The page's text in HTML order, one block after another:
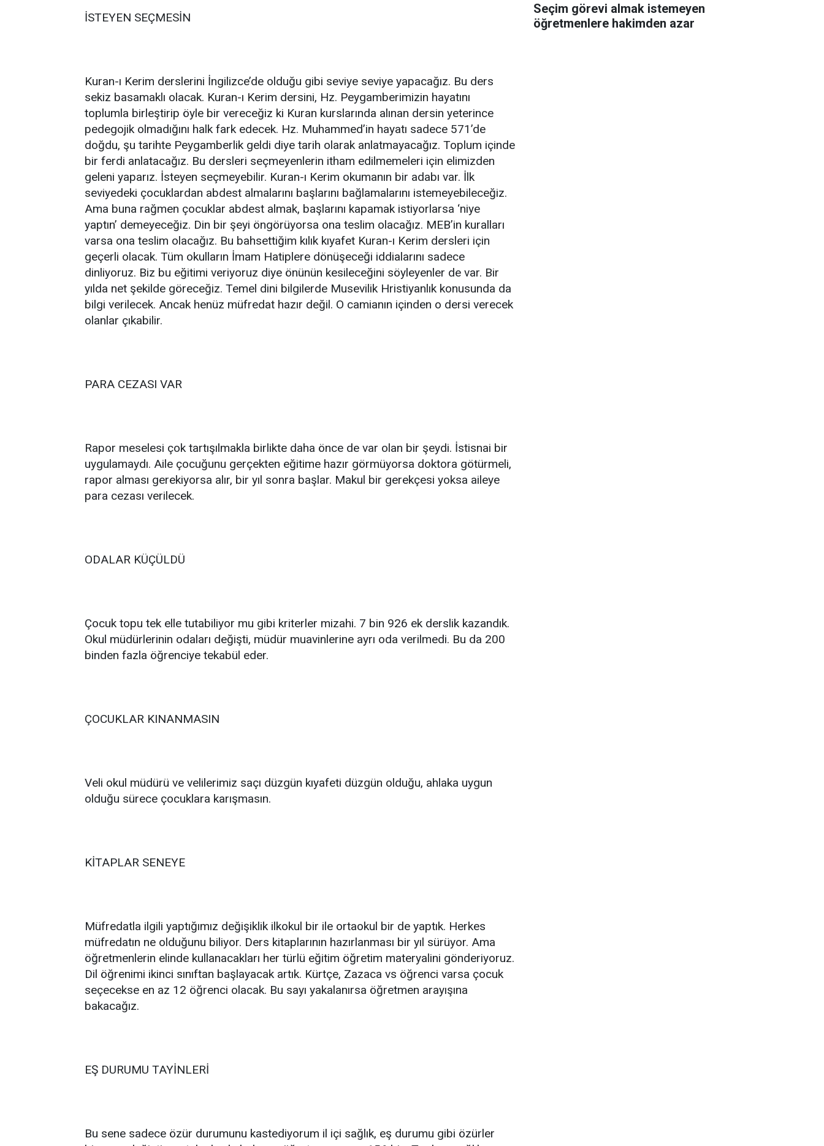
İSTEYEN SEÇMESİN
Kuran-ı Kerim derslerini İngilizce’de olduğu gibi seviye seviye yapacağız. Bu ders
sekiz basamaklı olacak. Kuran-ı Kerim dersini, Hz. Peygamberimizin hayatını
toplumla birleştirip öyle bir vereceğiz ki Kuran kurslarında alınan dersin yeterince
pedegojik olmadığını halk fark edecek. Hz. Muhammed’in hayatı sadece 571’de
doğdu, şu tarihte Peygamberlik geldi diye tarih olarak anlatmayacağız. Toplum içinde
bir ferdi anlatacağız. Bu dersleri seçmeyenlerin itham edilmemeleri için elimizden
geleni yaparız. İsteyen seçmeyebilir. Kuran-ı Kerim okumanın bir adabı var. İlk
seviyedeki çocuklardan abdest almalarını başlarını bağlamalarını istemeyebileceğiz.
Ama buna rağmen çocuklar abdest almak, başlarını kapamak istiyorlarsa ‘niye
yaptın’ demeyeceğiz. Din bir şeyi öngörüyorsa ona teslim olacağız. MEB’in kuralları
varsa ona teslim olacağız. Bu bahsettiğim kılık kıyafet Kuran-ı Kerim dersleri için
geçerli olacak. Tüm okulların İmam Hatiplere dönüşeceği iddialarını sadece
dinliyoruz. Biz bu eğitimi veriyoruz diye önünün kesileceğini söyleyenler de var. Bir
yılda net şekilde göreceğiz. Temel dini bilgilerde Musevilik Hristiyanlık konusunda da
bilgi verilecek. Ancak henüz müfredat hazır değil. O camianın içinden o dersi verecek
olanlar çıkabilir.
PARA CEZASI VAR
Rapor meselesi çok tartışılmakla birlikte daha önce de var olan bir şeydi. İstisnai bir
uygulamaydı. Aile çocuğunu gerçekten eğitime hazır görmüyorsa doktora götürmeli,
rapor alması gerekiyorsa alır, bir yıl sonra başlar. Makul bir gerekçesi yoksa aileye
para cezası verilecek.
ODALAR KÜÇÜLDÜ
Çocuk topu tek elle tutabiliyor mu gibi kriterler mizahi. 7 bin 926 ek derslik kazandık.
Okul müdürlerinin odaları değişti, müdür muavinlerine ayrı oda verilmedi. Bu da 200
binden fazla öğrenciye tekabül eder.
ÇOCUKLAR KINANMASIN
Veli okul müdürü ve velilerimiz saçı düzgün kıyafeti düzgün olduğu, ahlaka uygun
olduğu sürece çocuklara karışmasın.
KİTAPLAR SENEYE
Müfredatla ilgili yaptığımız değişiklik ilkokul bir ile ortaokul bir de yaptık. Herkes
müfredatın ne olduğunu biliyor. Ders kitaplarının hazırlanması bir yıl sürüyor. Ama
öğretmenlerin elinde kullanacakları her türlü eğitim öğretim materyalini gönderiyoruz.
Dil öğrenimi ikinci sınıftan başlayacak artık. Kürtçe, Zazaca vs öğrenci varsa çocuk
seçecekse en az 12 öğrenci olacak. Bu sayı yakalanırsa öğretmen arayışına
bakacağız.
EŞ DURUMU TAYİNLERİ
Bu sene sadece özür durumunu kastediyorum il içi sağlık, eş durumu gibi özürler
Seçim görevi almak istemeyen
öğretmenlere hakimden azar